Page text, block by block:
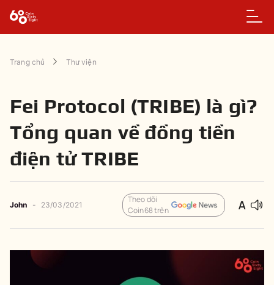
Trang chủ Thư viện
Fei Protocol (TRIBE) là gì?
Tổng quan về đồng tiền
điện tử TRIBE
John - 23/03/2021
Theo dõi
Coin68 trên